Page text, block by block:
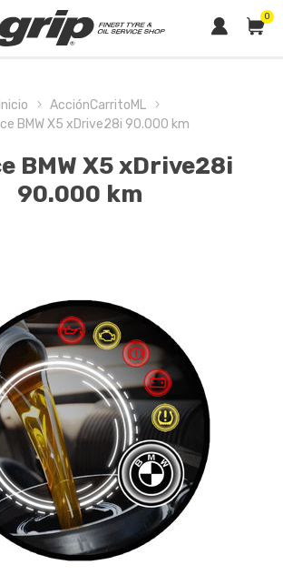
0
Inicio
AcciónCarritoML
BMW X5 xDrive28i 90.000 km
BMW X5 xDrive28i
90.000 km